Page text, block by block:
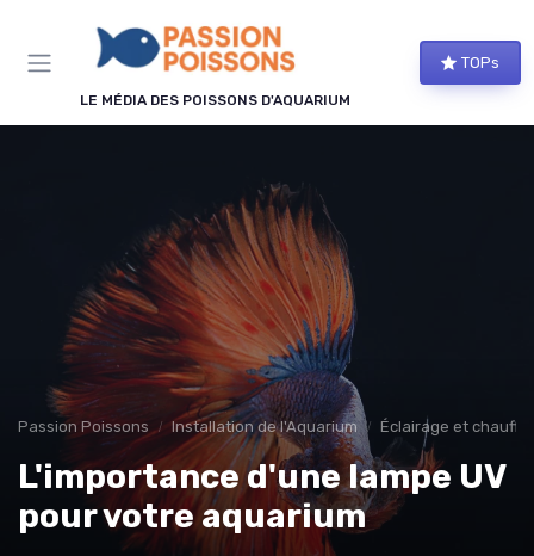
LE MÉDIA DES POISSONS D'AQUARIUM
TOPs
Passion Poissons Installation de l'Aquarium Éclairage et
L'importance d'une lampe UV
pour votre aquarium